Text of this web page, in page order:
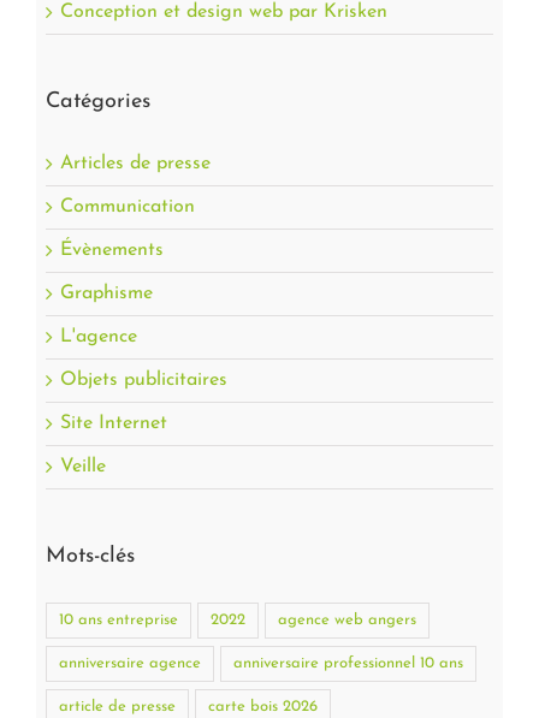
Conception et design web par Krisken
Catégories
Articles de presse
Communication
Évènements
Graphisme
L'agence
Objets publicitaires
Site Internet
Veille
Mots-clés
10 ans entreprise 2022 agence web angers
anniversaire agence anniversaire professionnel 10 ans
article de presse carte bois 2026